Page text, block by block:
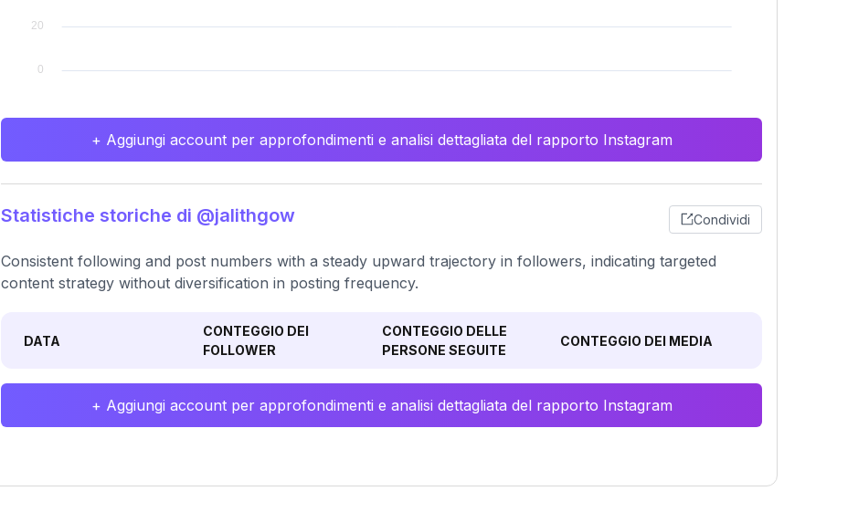
+ Aggiungi account per approfondimenti e analisi dettagliata del rapporto Instagram
Statistiche storiche di @jalithgow Condividi
Consistent following and post numbers with a steady upward trajectory in followers, indicating targeted
content strategy without diversification in posting frequency.
DATA
CONTEGGIO DEI
FOLLOWER
CONTEGGIO DELLE
PERSONE SEGUITE
CONTEGGIO DEI MEDIA
+ Aggiungi account per approfondimenti e analisi dettagliata del rapporto Instagram